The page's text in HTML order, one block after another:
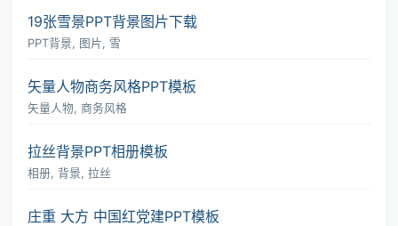
19张雪景PPT背景图片下载
PPT背景, 图片, 雪
矢量人物商务风格PPT模板
矢量人物, 商务风格
拉丝背景PPT相册模板
相册, 背景, 拉丝
庄重 大方 中国红党建PPT模板